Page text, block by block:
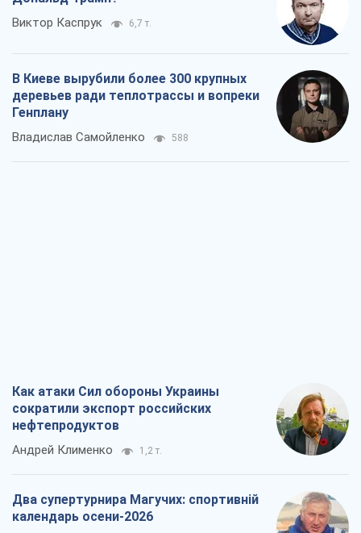
Виктор Каспрук 6,7 т.
В Киеве вырубили более 300 крупных
деревьев ради теплотрассы и вопреки
Генплану
Владислав Самойленко 588
Как атаки Сил обороны Украины
сократили экспорт российских
нефтепродуктов
Андрей Клименко 1,2 т.
Два супертурнира Магучих: спортивній
календарь осени-2026